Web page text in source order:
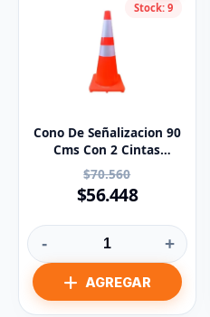
Stock: 9
Cono De Señalizacion 90
Cms Con 2 Cintas
Reflectivas
$70.560
$56.448
- +